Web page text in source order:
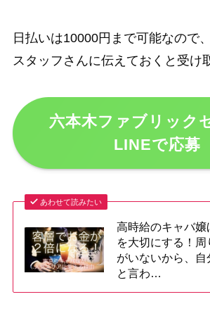
日払いは10000円まで可能なので
スタッフさんに伝えておくと受け
六本木ファブリック
LINEで応募
あわせて読みたい
高時給のキャバ
を大切にする！
がいないから、
と言わ…